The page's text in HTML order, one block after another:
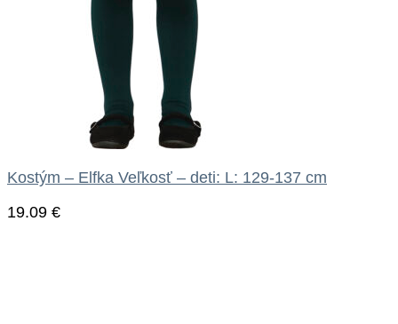
Kostým – Elfka Veľkosť – deti: L: 129-137 cm
19.09 €